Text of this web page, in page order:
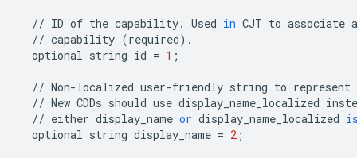
// ID of the capability. Used in CJT to associate a
// capability (required) .
optional string id = 1 ;
// Non-localized user-friendly string to represent
// New CDDs should use display_name_localized
// either display_name or display_name_localized
optional string display_name = 2 ;